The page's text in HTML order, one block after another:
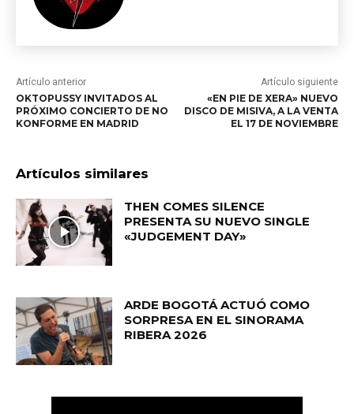
Artículo anterior
OKTOPUSSY INVITADOS AL
PRÓXIMO CONCIERTO DE NO
KONFORME EN MADRID
Artículo siguiente
«EN PIE DE XERA» NUEVO
DISCO DE MISIVA, A LA VENTA
EL 17 DE NOVIEMBRE
Artículos similares
THEN COMES SILENCE
PRESENTA SU NUEVO SINGLE
«JUDGEMENT DAY»
ARDE BOGOTÁ ACTUÓ COMO
SORPRESA EN EL SINORAMA
RIBERA 2026